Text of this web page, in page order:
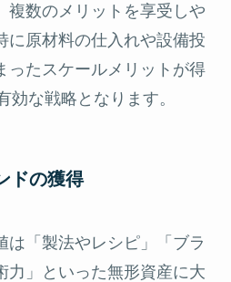
複数のメリットを享受しや
に原材料の仕入れや設備投
ったスケールメリットが得
効な戦略となります。
ドの獲得
は「製法やレシピ」「ブラ
力」といった無形資産に大